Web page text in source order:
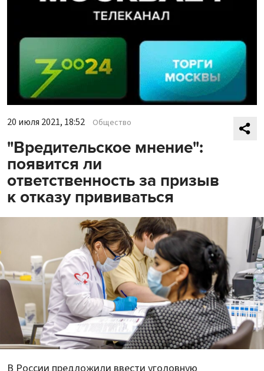
20 июля 2021, 18:52 Общество
"Вредительское мнение":
появится ли
ответственность за призыв
к отказу прививаться